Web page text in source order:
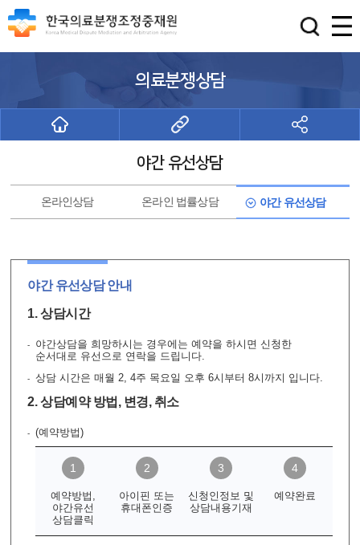
의료분쟁상담
야간 유선상담
온라인상담 온라인 법률상담 야간 유선상담
야간 유선상담 안내
1. 상담시간
야간상담을 희망하시는 경우에는 예약을 하시면 신청한
순서대로 유선으로 연락을 드립니다.
상담 시간은 매월 2, 4주 목요일 오후 6시부터 8시까지 입니다.
2. 상담예약 방법, 변경, 취소
(예약방법)
예약방법,
야간유선
상담클릭
아이핀 또는
휴대폰인증
신청인정보 및
상담내용기재
예약완료